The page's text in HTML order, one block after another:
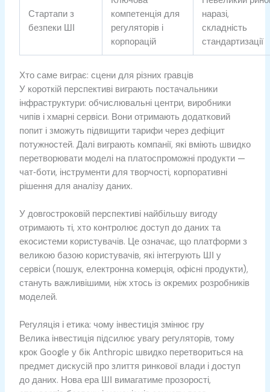
Стартапи з
безпеки ШІ
компетенція для
регуляторів і
корпорацій
наразі,
складність
стандартизації
Хто саме виграє: сцени для різних гравців
У короткій перспективі виграють постачальники
інфраструктури: обчислювальні центри, виробники
чипів і хмарні сервіси. Вони отримають додатковий
попит і зможуть підвищити тарифи через дефіцит
потужностей. Далі виграють компанії, які вміють швидко
перетворювати моделі на платоспроможні продукти —
чат‑боти, інструменти для творчості, корпоративні
рішення для аналізу даних.
У довгостроковій перспективі найбільшу вигоду
отримають ті, хто контролює доступ до даних та
екосистеми користувачів. Це означає, що платформи з
великою базою користувачів, які інтегрують ШІ у
сервіси (пошук, електронна комерція, офісні продукти),
стануть важливішими, ніж хтось із окремих розробників
моделей.
Регуляція і етика: чому інвестиція змінює гру
Велика інвестиція підсилює увагу регуляторів, тому
крок Google у бік Anthropic швидко перетвориться на
предмет дискусій про злиття ринкової влади і доступ
до даних. Нова ера ШІ вимагатиме прозорості,